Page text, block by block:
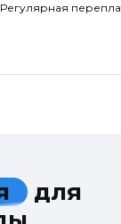
Регулярная
для